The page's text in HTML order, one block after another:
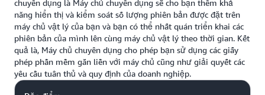
dụng trong AWS Config.
chuyên dụng là Máy chủ chuyên dụng sẽ cho bạn thêm khả
năng hiển thị và kiểm soát số lượng phiên bản được đặt trên
máy chủ vật lý của bạn và bạn có thể nhất quán triển khai các
phiên bản của mình lên cùng máy chủ vật lý theo thời gian. Kết
quả là, Máy chủ chuyên dụng cho phép bạn sử dụng các giấy
phép phần mềm gắn liền với máy chủ cũng như giải quyết các
yêu cầu tuân thủ và quy định của doanh nghiệp.